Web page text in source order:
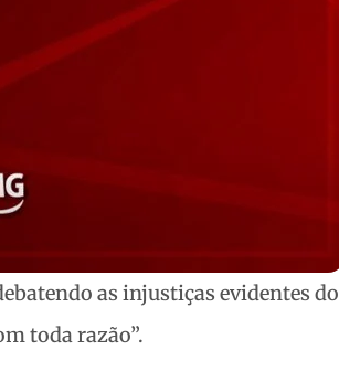
as injustiças evidentes do
toda razão”.